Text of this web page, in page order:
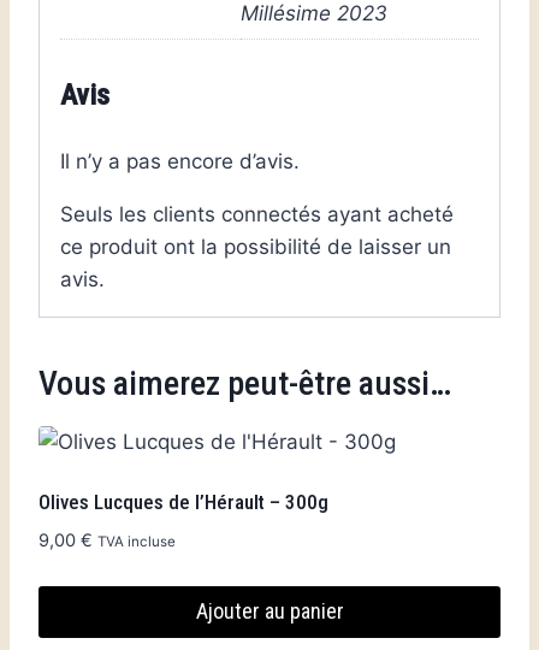
Millésime 2023
Avis
Il n’y a pas encore d’avis.
Seuls les clients connectés ayant acheté
ce produit ont la possibilité de laisser un
avis.
Vous aimerez peut-être aussi…
Olives Lucques de l’Hérault – 300g
9,00 € TVA incluse
Ajouter au panier